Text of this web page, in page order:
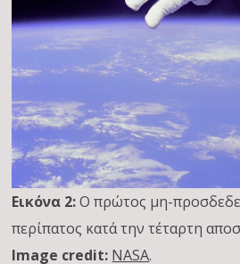
Εικόνα 2:Ο πρώτος μη-
περίπατος κατά την τέταρτη
Image credit: NASA.